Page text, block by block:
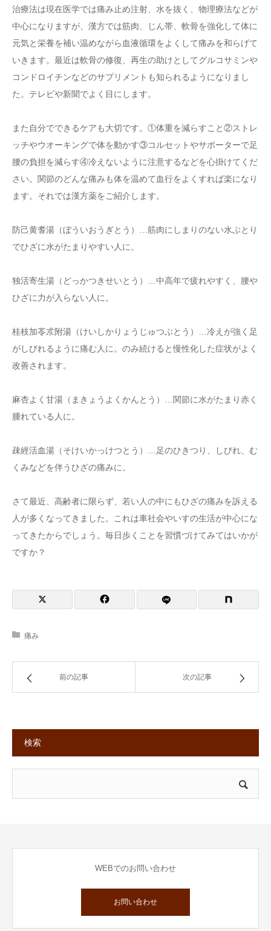
治療法は現在医学では痛み止め注射、水を抜く、物理療法などが
中心になりますが、漢方では筋肉、じん帯、軟骨を強化して体に
元気と栄養を補い温めながら血液循環をよくして痛みを和らげて
いきます。最近は軟骨の修復、再生の助けとしてグルコサミンや
コンドロイチンなどのサプリメントも知られるようになりまし
た。テレビや新聞でよく目にします。
また自分でできるケアも大切です。①体重を減らすこと②ストレ
ッチやウオーキングで体を動かす③コルセットやサポーターで足
腰の負担を減らす④冷えないように注意するなどを心掛けてくだ
さい。関節のどんな痛みも体を温めて血行をよくすれば楽になり
ます。それでは漢方薬をご紹介します。
防己黄耆湯（ぼういおうぎとう）…筋肉にしまりのない水ぶとり
でひざに水がたまりやすい人に。
独活寄生湯（どっかつきせいとう）…中高年で疲れやすく、腰や
ひざに力が入らない人に。
桂枝加苓朮附湯（けいしかりょうじゅつぶとう）…冷えが強く足
がしびれるように痛む人に。のみ続けると慢性化した症状がよく
改善されます。
麻杏よく甘湯（まきょうよくかんとう）…関節に水がたまり赤く
腫れている人に。
疎經活血湯（そけいかっけつとう）…足のひきつり、しびれ、む
くみなどを伴うひざの痛みに。
さて最近、高齢者に限らず、若い人の中にもひざの痛みを訴える
人が多くなってきました。これは車社会やいすの生活が中心にな
ってきたからでしょう。毎日歩くことを習慣づけてみてはいかが
ですか？
痛み
前の記事 次の記事
検索
WEBでのお問い合わせ
お問い合わせ